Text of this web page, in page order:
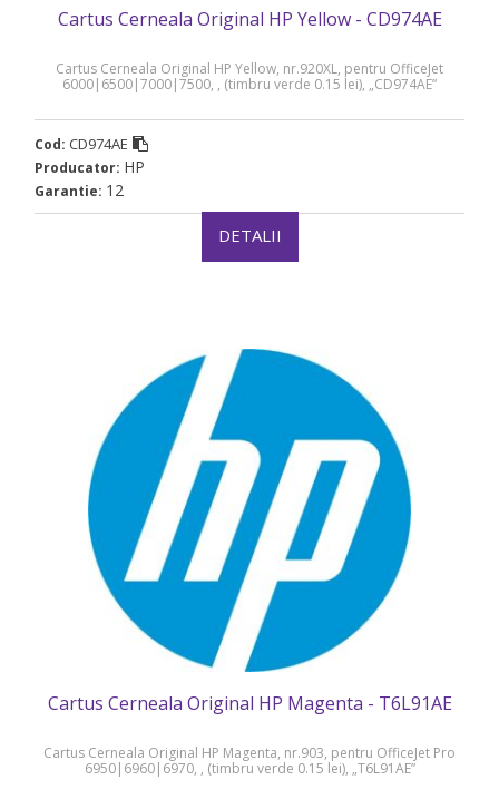
Cartus Cerneala Original HP Yellow - CD974AE
Cartus Cerneala Original HP Yellow, nr.920XL, pentru OfficeJet
6000|6500|7000|7500, , (timbru verde 0.15 lei), „CD974AE”
Cod: CD974AE
Producator: HP
Garantie: 12
DETALII
Cartus Cerneala Original HP Magenta - T6L91AE
Cartus Cerneala Original HP Magenta, nr.903, pentru OfficeJet Pro
6950|6960|6970, , (timbru verde 0.15 lei), „T6L91AE”